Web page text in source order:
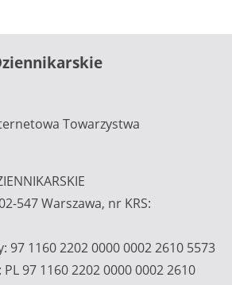
Towarzystwa
547 Warszawa, nr KRS:
97 1160 2202 0000 0002 2610 5573
97 1160 2202 0000 0002 2610